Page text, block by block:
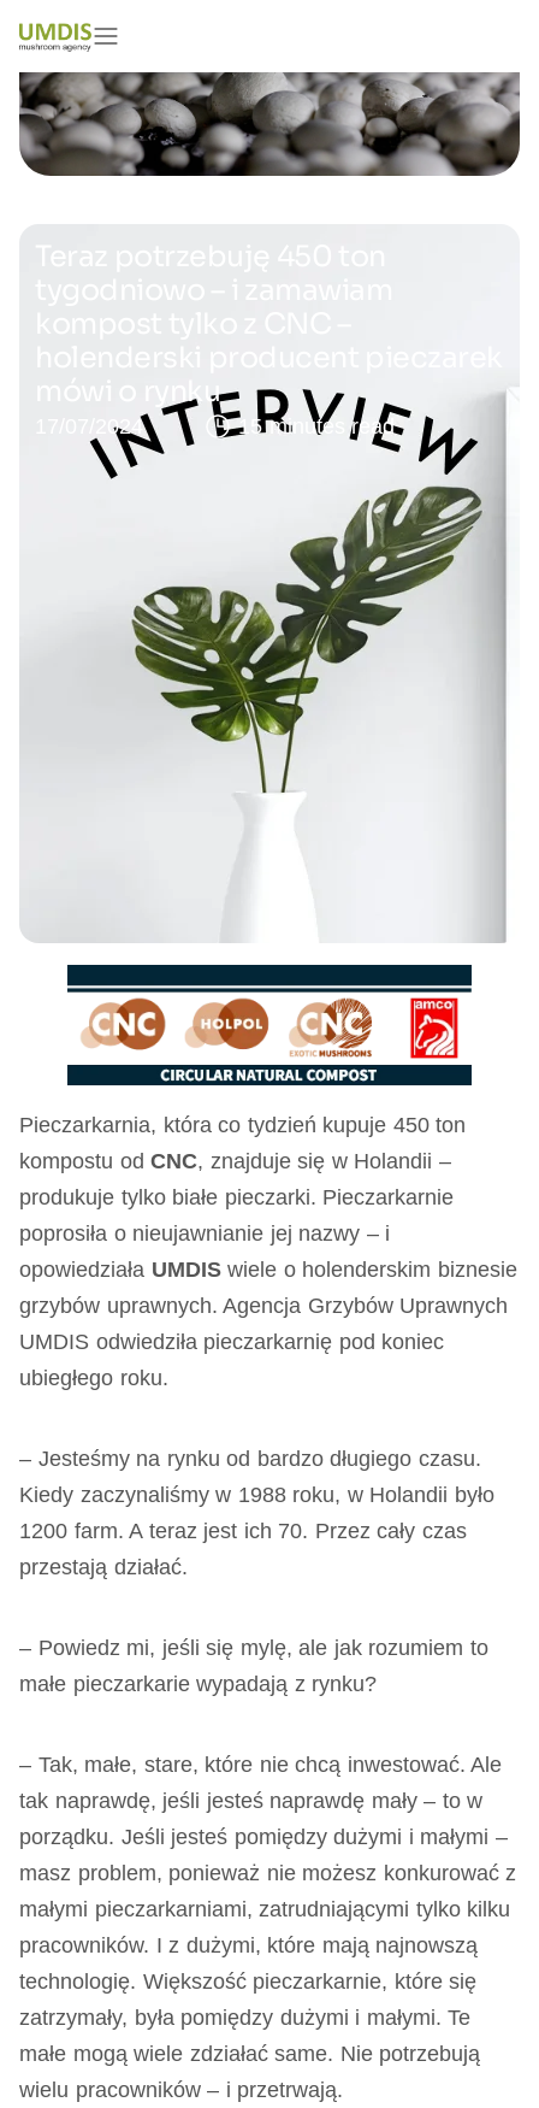
mówi o rynku
17/07/2024 15 minutes read
Pieczarkarnia, która co tydzień kupuje 450 ton
kompostu odCNC, znajduje się w Holandii –
produkuje tylko białe pieczarki. Pieczarkarnie
poprosiła o nieujawnianie jej nazwy – i
opowiedziała UMDISwiele o holenderskim biznesie
grzybów uprawnych. Agencja Grzybów Uprawnych
UMDIS odwiedziła pieczarkarnię pod koniec
ubiegłego roku.
– Jesteśmy na rynku od bardzo długiego czasu.
Kiedy zaczynaliśmy w 1988 roku, w Holandii było
1200 farm. A teraz jest ich 70. Przez cały czas
przestają działać.
– Powiedz mi, jeśli się mylę, ale jak rozumiem to
małe pieczarkarie wypadają z rynku?
– Tak, małe, stare, które nie chcą inwestować. Ale
tak naprawdę, jeśli jesteś naprawdę mały – to w
porządku. Jeśli jesteś pomiędzy dużymi i małymi –
masz problem, ponieważ nie możesz konkurować z
małymi pieczarkarniami, zatrudniającymi tylko kilku
pracowników. I z dużymi, które mają najnowszą
technologię. Większość pieczarkarnie, które się
zatrzymały, była pomiędzy dużymi i małymi. Te
małe mogą wiele zdziałać same. Nie potrzebują
wielu pracowników – i przetrwają.